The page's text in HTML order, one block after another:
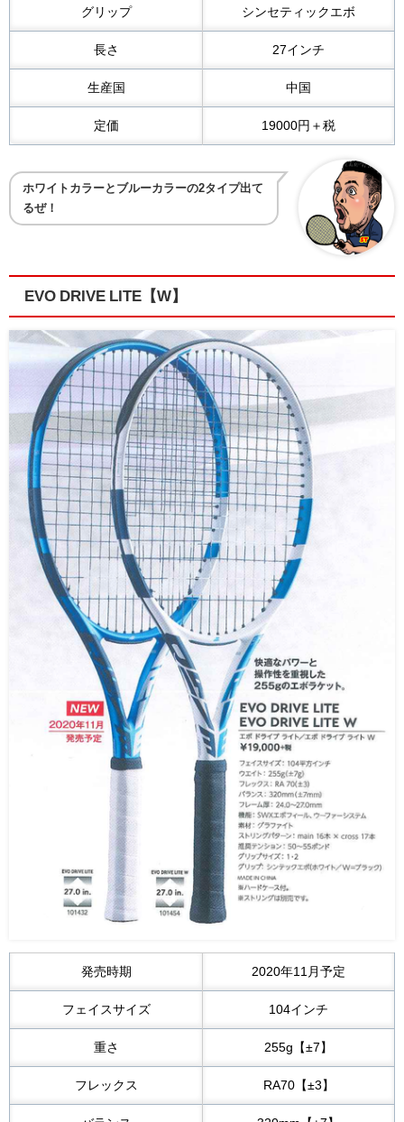
グリップ シンセティックエボ
長さ 27インチ
生産国 中国
定価 19000円＋税
ホワイトカラーとブルーカラーの2タイプ出て
るぜ！
EVO DRIVE LITE【W】
発売時期 2020年11月予定
フェイスサイズ 104インチ
重さ 255g【±7】
フレックス RA70【±3】